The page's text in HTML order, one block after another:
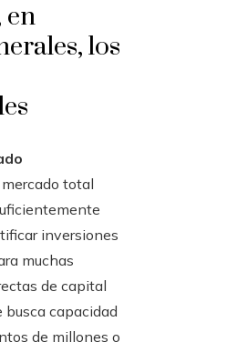
en
los
mercado total
inversiones
muchas
de capital
capacidad
de millones o